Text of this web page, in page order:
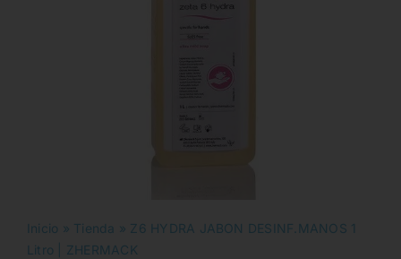
Inicio » Tienda » Z6 HYDRA JABON DESINF.MANOS 1
Litro | ZHERMACK